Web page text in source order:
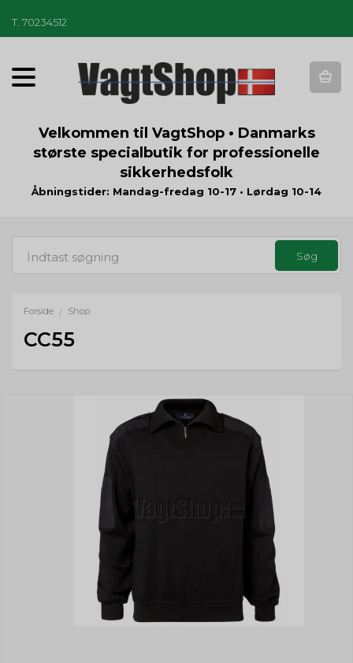
T 70234512
T
o
g
a
t
o
Velkommen til VagtShop • Danmarks
største specialbutik for professionelle
sikkerhedsfolk
Åbningstider: Mandag-fredag 10-17 • Lørdag 10-14
Forside / Shop
CC55